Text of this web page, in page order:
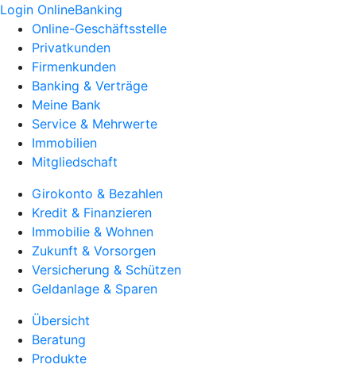
Login OnlineBanking
Online-Geschäftsstelle
Privatkunden
Firmenkunden
Banking & Verträge
Meine Bank
Service & Mehrwerte
Immobilien
Mitgliedschaft
Girokonto & Bezahlen
Kredit & Finanzieren
Immobilie & Wohnen
Zukunft & Vorsorgen
Versicherung & Schützen
Geldanlage & Sparen
Übersicht
Beratung
Produkte